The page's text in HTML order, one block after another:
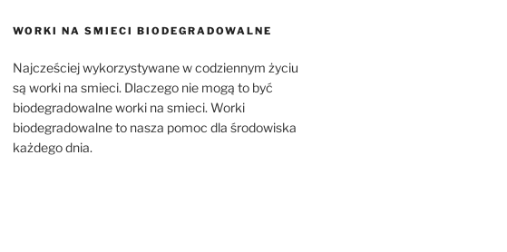
WORKI NA SMIECI BIODEGRADOWALNE
Najcześciej wykorzystywane w codziennym życiu
są worki na smieci. Dlaczego nie mogą to być
biodegradowalne worki na smieci. Worki
biodegradowalne to nasza pomoc dla środowiska
każdego dnia.